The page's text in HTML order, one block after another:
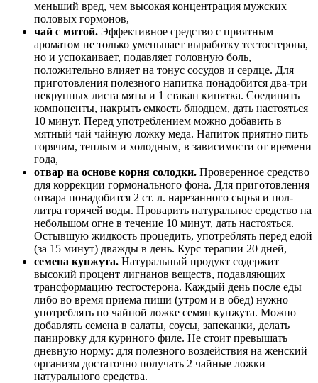
меньший вред, чем высокая концентрация мужских
половых гормонов,
чай с мятой. Эффективное средство с приятным
ароматом не только уменьшает выработку тестостерона,
но и успокаивает, подавляет головную боль,
положительно влияет на тонус сосудов и сердце. Для
приготовления полезного напитка понадобится два-три
некрупных листа мяты и 1 стакан кипятка. Соединить
компоненты, накрыть емкость блюдцем, дать настояться
10 минут. Перед употреблением можно добавить в
мятный чай чайную ложку меда. Напиток приятно пить
горячим, теплым и холодным, в зависимости от времени
года,
отвар на основе корня солодки. Проверенное средство
для коррекции гормонального фона. Для приготовления
отвара понадобится 2 ст. л. нарезанного сырья и пол-
литра горячей воды. Проварить натуральное средство на
небольшом огне в течение 10 минут, дать настояться.
Остывшую жидкость процедить, употреблять перед едой
(за 15 минут) дважды в день. Курс терапии 20 дней,
семена кунжута. Натуральный продукт содержит
высокий процент лигнанов веществ, подавляющих
трансформацию тестостерона. Каждый день после еды
либо во время приема пищи (утром и в обед) нужно
употреблять по чайной ложке семян кунжута. Можно
добавлять семена в салаты, соусы, запеканки, делать
панировку для куриного филе. Не стоит превышать
дневную норму: для полезного воздействия на женский
организм достаточно получать 2 чайные ложки
натурального средства.